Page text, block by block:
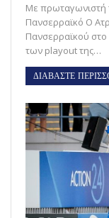
Με πρωταγωνιστή
Πανσερραϊκό Ο
Πανσερραϊκού στο
των playout της…
ΔΙΑΒΑΣΤΕ